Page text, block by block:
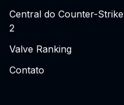
Central do Counter-Strike
2
Valve Ranking
Contato